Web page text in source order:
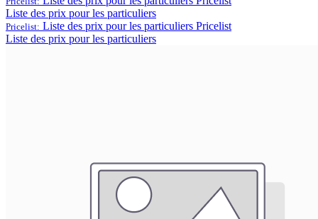
Liste des prix pour les particuliers
Pricelist: Liste des prix pour les particuliers Pricelist
Liste des prix pour les particuliers